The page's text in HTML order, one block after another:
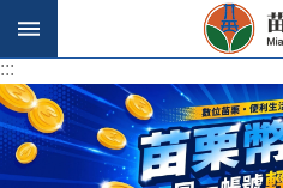
跳到主要內容區塊
:::
:::